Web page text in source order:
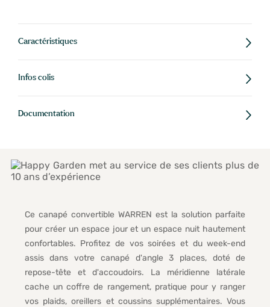
Caractéristiques
Infos colis
Documentation
Ce canapé convertible WARREN est la solution parfaite
pour créer un espace jour et un espace nuit hautement
confortables. Profitez de vos soirées et du week-end
assis dans votre canapé d'angle 3 places, doté de
repose-tête et d'accoudoirs. La méridienne latérale
cache un coffre de rangement, pratique pour y ranger
vos plaids, oreillers et coussins supplémentaires. Vous